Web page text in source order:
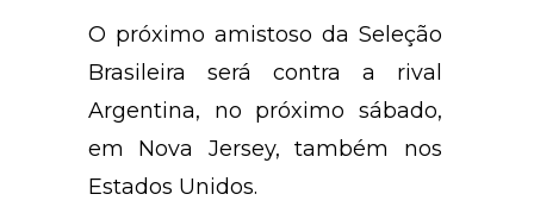
O próximo amistoso da Seleção
Brasileira será contra a rival
Argentina, no próximo sábado,
em Nova Jersey, também nos
Estados Unidos.